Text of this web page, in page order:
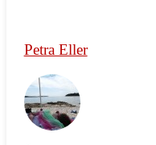
Petra Eller